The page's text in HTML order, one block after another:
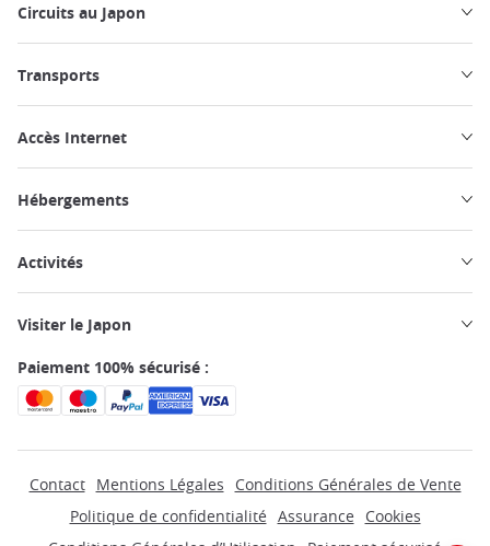
Circuits au Japon
Transports
Accès Internet
Hébergements
Activités
Visiter le Japon
Paiement 100% sécurisé :
Contact Mentions Légales
Conditions Générales de Vente
Politique de confidentialité Assurance
Cookies